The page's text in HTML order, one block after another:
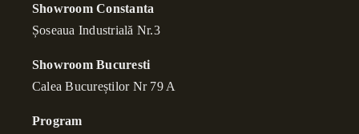
Showroom Constanta
Șoseaua Industrială Nr.3
Showroom Bucuresti
Calea Bucureștilor Nr 79 A
Program